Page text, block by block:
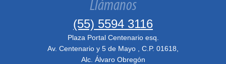
Llámanos
(55) 5594 3116
Plaza Portal Centenario esq.
Av. Centenario y 5 de Mayo , C.P. 01618,
Alc. Álvaro Obregón